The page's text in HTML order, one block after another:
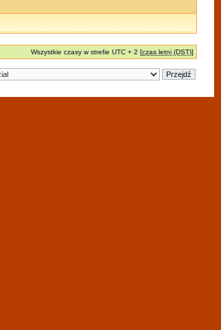
Wszystkie czasy w strefie UTC + 2 [czas letni (DST)]